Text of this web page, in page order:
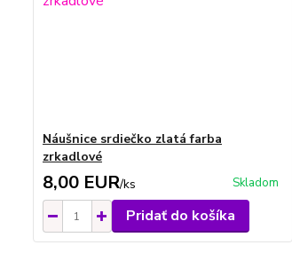
Náušnice srdiečko zlatá farba
zrkadlové
8,00 EUR/ks Skladom
Pridať do košíka